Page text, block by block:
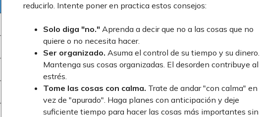
reducirlo. Intente poner en practica estos consejos:
Solo diga "no." Aprenda a decir que no a las cosas que no
quiere o no necesita hacer.
Ser organizado. Asuma el control de su tiempo y su dinero.
Mantenga sus cosas organizadas. El desorden contribuye al
estrés.
Tome las cosas con calma. Trate de andar "con calma" en
vez de "apurado". Haga planes con anticipación y deje
suficiente tiempo para hacer las cosas más importantes sin